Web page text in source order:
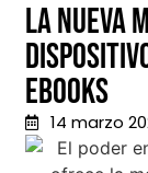
La nueva
eBooks
14 marzo